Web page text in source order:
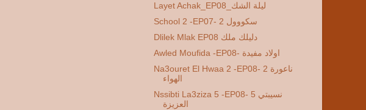
Layet Achak_EP08_ليلة الشك
School 2 -EP07- 2 سكووول
Dlilek Mlak EP08 دليلك ملك
Awled Moufida -EP08- اولاد مفيدة
Na3ouret El Hwaa 2 -EP08- 2 ناعورة
الهواء
Nssibti La3ziza 5 -EP08- 5 نسيبتي
العزيزة